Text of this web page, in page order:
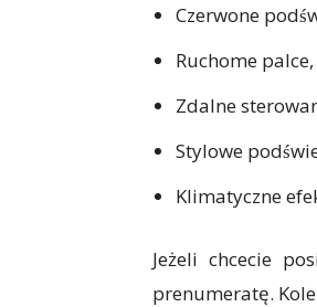
Czerwone
Ruchome
Zdalne
Stylowe
Klimatyczne
Jeżeli chcecie
prenumeratę.